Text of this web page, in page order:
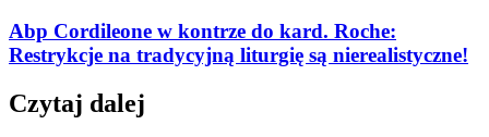
Abp Cordileone w kontrze do kard. Roche:
Restrykcje na tradycyjną liturgię są nierealistyczne!
Czytaj dalej